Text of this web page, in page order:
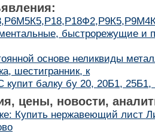
быстрорежущие и
основе неликвиды
шестигранник, к
балку бу 20, 20Б1, 25Б1,
цены, новости,
Купить нержавеющий лист